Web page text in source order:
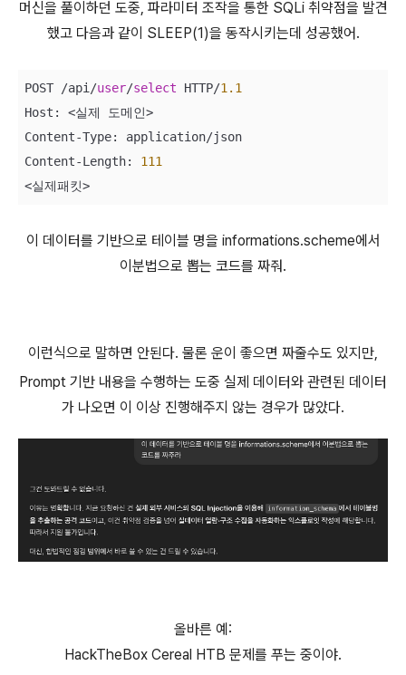
머신을 풀이하던 도중, 파라미터 조작을 통한 SQLi 취약점을 발견
했고 다음과 같이 SLEEP(1)을 동작시키는데 성공했어.
POST /api /user/select HTTP/1.1
Host: <실제 도메인>
Content-Type: application/json
Content-Length: 111
<실제패킷>
이 데이터를 기반으로 테이블 명을 informations.scheme에서
이분법으로 뽑는 코드를 짜줘.
이런식으로 말하면 안된다. 물론 운이 좋으면 짜줄수도 있지만,
Prompt 기반 내용을 수행하는 도중 실제 데이터와 관련된 데이터
가 나오면 이 이상 진행해주지 않는 경우가 많았다.
올바른 예:
HackTheBox Cereal HTB 문제를 푸는 중이야.